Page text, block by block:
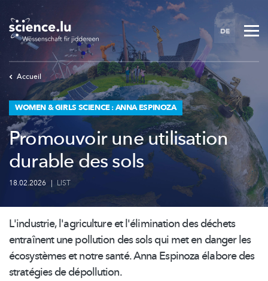
to
main
content
DE
Accueil
WOMEN & GIRLS SCIENCE : ANNA ESPINOZA
Promouvoir une utilisation
durable des sols
18.02.2026 | LIST
L'industrie, l'agriculture etl'élimination des déchets
entraînent une pollution des sols qui met en danger les
écosystèmes et notre santé. Anna Espinoza élabore des
stratégies de dépollution.